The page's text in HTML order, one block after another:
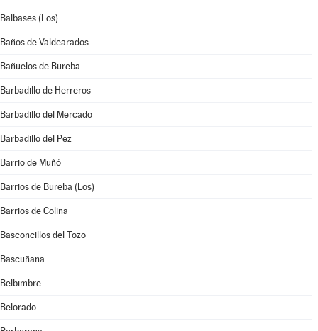
Balbases (Los)
Baños de Valdearados
Bañuelos de Bureba
Barbadillo de Herreros
Barbadillo del Mercado
Barbadillo del Pez
Barrio de Muñó
Barrios de Bureba (Los)
Barrios de Colina
Basconcillos del Tozo
Bascuñana
Belbimbre
Belorado